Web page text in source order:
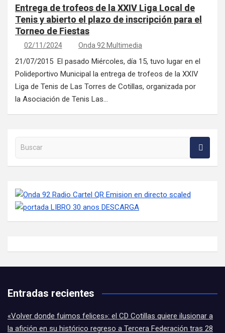
Entrega de trofeos de la XXIV Liga Local de
Tenis y abierto el plazo de inscripción para el
Torneo de Fiestas
02/11/2024 Onda 92 Multimedia
21/07/2015 El pasado Miércoles, día 15, tuvo lugar en el
Polideportivo Municipal la entrega de trofeos de la XXIV
Liga de Tenis de Las Torres de Cotillas, organizada por
la Asociación de Tenis Las…
Buscar en la web
Entradas recientes
«Volver donde fuimos felices»: el CD Cotillas quiere ilusionar a
la afición en su histórico regreso a Tercera Federación tras 28